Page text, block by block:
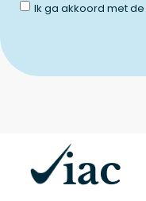
Ik ga akkoord met de